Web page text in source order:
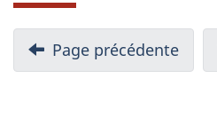
Page précédente